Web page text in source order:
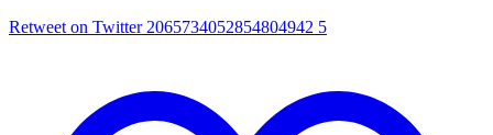
Retweet on Twitter 2065734052854804942 5